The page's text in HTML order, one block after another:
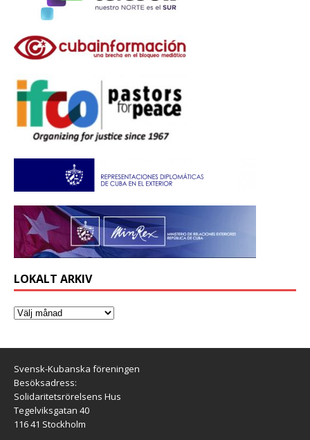
LOKALT ARKIV
Svensk-Kubanska föreningen
Besöksadress:
Solidaritetsrörelsens Hus
Tegelviksgatan 40
116 41 Stockholm